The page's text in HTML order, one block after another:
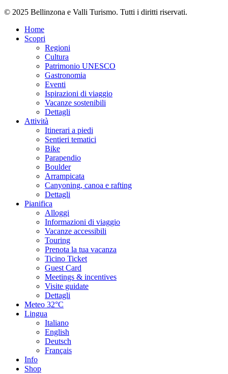
© 2025 Bellinzona e Valli Turismo. Tutti i diritti riservati.
Home
Scopri
Regioni
Cultura
Patrimonio UNESCO
Gastronomia
Eventi
Ispirazioni di viaggio
Vacanze sostenibili
Dettagli
Attività
Itinerari a piedi
Sentieri tematici
Bike
Parapendio
Boulder
Arrampicata
Canyoning, canoa e rafting
Dettagli
Pianifica
Alloggi
Informazioni di viaggio
Vacanze accessibili
Touring
Prenota la tua vacanza
Ticino Ticket
Guest Card
Meetings & incentives
Visite guidate
Dettagli
Meteo 32°C
Lingua
Italiano
English
Deutsch
Français
Info
Shop